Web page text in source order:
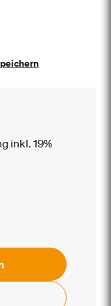
inkl. 19%